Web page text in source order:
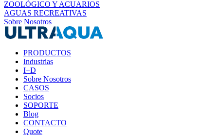
ZOOLÓGICO Y ACUARIOS
AGUAS RECREATIVAS
Sobre Nosotros
PRODUCTOS
Industrias
I+D
Sobre Nosotros
CASOS
Socios
SOPORTE
Blog
CONTACTO
Quote